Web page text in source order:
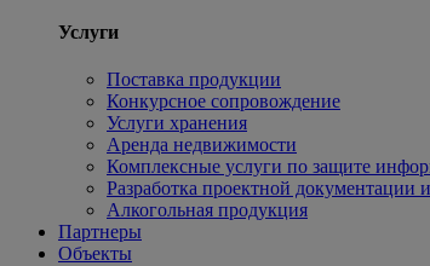
Услуги
Поставка продукции
Конкурсное сопровождение
Услуги хранения
Аренда недвижимости
Комплексные услуги по защите
Разработка проектной документации
Алкогольная продукция
Партнеры
Объекты